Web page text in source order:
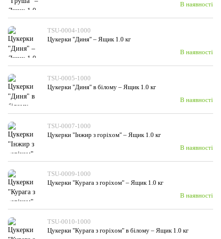
В наявності
TSU-0004-1000
Цукерки "Диня" – Ящик 1.0 кг
В наявності
TSU-0005-1000
Цукерки "Диня" в білому – Ящик 1.0 кг
В наявності
TSU-0007-1000
Цукерки "Інжир з горіхом" – Ящик 1.0 кг
В наявності
TSU-0009-1000
Цукерки "Курага з горiхом" – Ящик 1.0 кг
В наявності
TSU-0010-1000
Цукерки "Курага з горiхом" в білому – Ящик 1.0 кг